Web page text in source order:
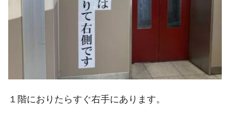
１階におりたらすぐ右手にあります。